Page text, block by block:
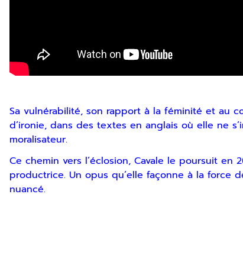
Sa vulnérabilité, son rapport à la féminité et au
d’ironie, dans des textes en anglais où elle ne
moralisateur.
Ce chemin vers l’éclosion, Cavale le poursuit
productrice. Un opus qu’elle façonne à la force
nuancé.